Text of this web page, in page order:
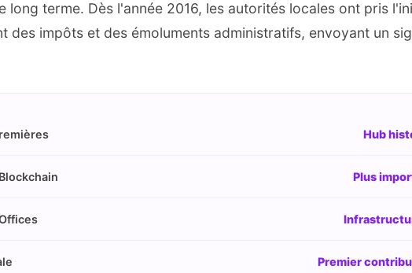
long terme. Dès l'année 2016, les autorités locales ont pris
des impôts et des émoluments administratifs, envoyant un
Hub
Plus
Premier